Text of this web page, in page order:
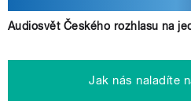
Audiosvět Českého rozhlasu na
Jak nás naladíte